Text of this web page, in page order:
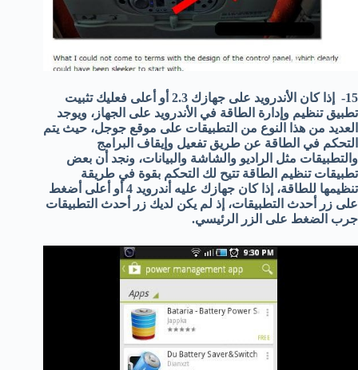
15- إذا كان الأندرويد على جهازك 2.3 أو أعلى فعليك تثبيت
تطبيق تنظيم وإدارة الطاقة في الأندرويد على الجهاز، ويوجد
العديد من هذا النوع من التطبيقات على موقع جوجل، حيث يتم
التحكم في الطاقة عن طريق تفعيل وإيقاف البرامج
والتطبيقات مثل الراديو والشاشة والبيانات، ونجد أن بعض
تطبيقات تنظيم الطاقة تتيح لك التحكم بقوة في طريقة
تنظيمها للطاقة، إذا كان جهازك عليه أندرويد 4 أو أعلى أضغط
على زر أحدث التطبيقات، إذ لم يكن لديك زر أحدث التطبيقات
جرب الضغط على الزر الرئيسي.